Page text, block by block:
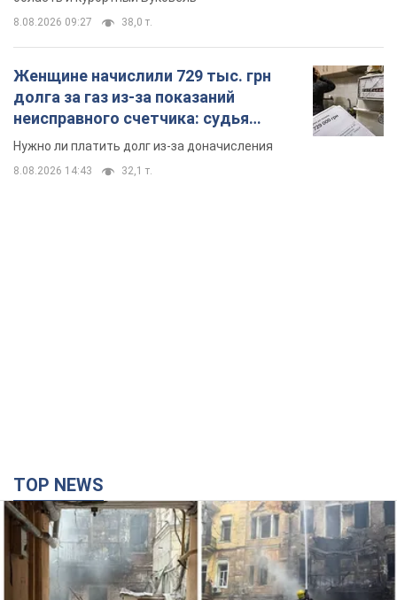
8.08.2026 09:27 38,0 т.
Женщине начислили 729 тыс. грн
долга за газ из-за показаний
неисправного счетчика: судья
вынес неожиданное решение
Нужно ли платить долг из-за доначисления
8.08.2026 14:43 32,1 т.
TOP NEWS